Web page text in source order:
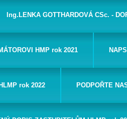
Ing.LENKA GOTTHARDOVÁ CSc. -
HMP rok 2021
rok 2022 PODPOŘTE